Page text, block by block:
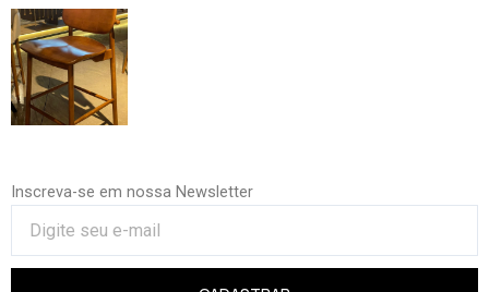
Inscreva-se em nossa Newsletter